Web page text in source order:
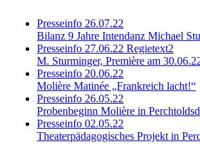
Presseinfo 26.07.22
Bilanz 9 Jahre Intendanz Michael
Presseinfo 27.06.22 Regietext2
M. Sturminger, Première am
Presseinfo 20.06.22
Molière Matinée „Frankreich lacht!“
Presseinfo 26.05.22
Probenbeginn Molière in
Presseinfo 02.05.22
Theaterpädagogisches Projekt in